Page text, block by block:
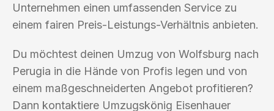
Unternehmen einen umfassenden Service zu
einem fairen Preis-Leistungs-Verhältnis anbieten.
Du möchtest deinen Umzug von Wolfsburg nach
Perugia in die Hände von Profis legen und von
einem maßgeschneiderten Angebot profitieren?
Dann kontaktiere Umzugskönig Eisenhauer